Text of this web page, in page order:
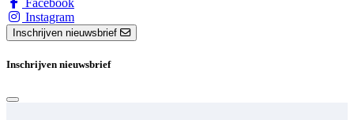
Instagram
Inschrijven nieuwsbrief
Inschrijven nieuwsbrief